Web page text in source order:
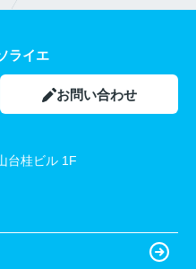
ライエ
お問い合わせ
台桂ビル 1F